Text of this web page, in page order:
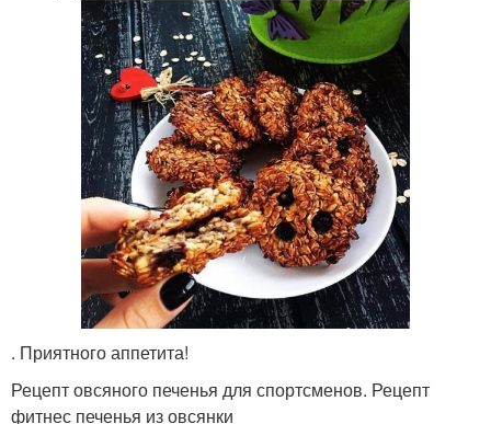
. Приятного аппетита!
Рецепт овсяного печенья для спортсменов. Рецепт
фитнес печенья из овсянки